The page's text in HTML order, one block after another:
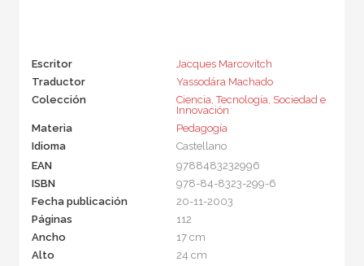
Escritor
Jacques Marcovitch
Traductor
Yassodára Machado
Colección
Ciencia, Tecnología, Sociedad e
Innovación
Materia
Pedagogía
Idioma
Castellano
EAN
9788483232996
ISBN
978-84-8323-299-6
Fecha publicación
20-11-2003
Páginas
112
Ancho
17 cm
Alto
24 cm